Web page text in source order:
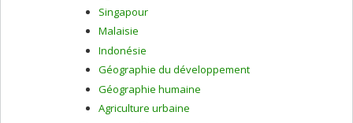
Singapour
Malaisie
Indonésie
Géographie du développement
Géographie humaine
Agriculture urbaine